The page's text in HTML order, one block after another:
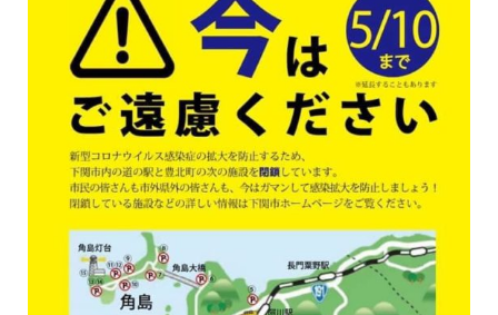
保育所のご案内
ボヤキ100%